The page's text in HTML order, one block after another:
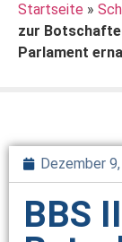
Startseite »
zur
Parlament
Dezember
BBS